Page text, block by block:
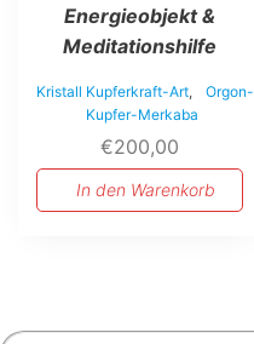
Energieobjekt &
Meditationshilfe
Kristall Kupferkraft-Art,
Orgon-
Kupfer-Merkaba
€200,00
In den Warenkorb